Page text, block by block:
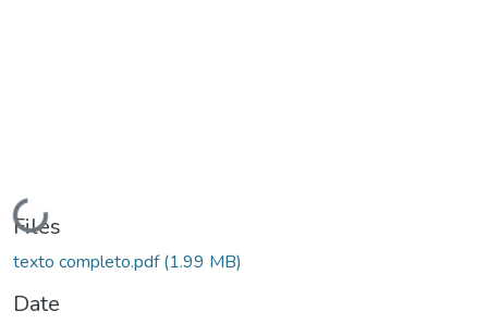
Loading...
Files
texto completo.pdf(1.99 MB)
Date